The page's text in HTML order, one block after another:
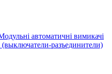
автоматичні вимикачі
разъединители)